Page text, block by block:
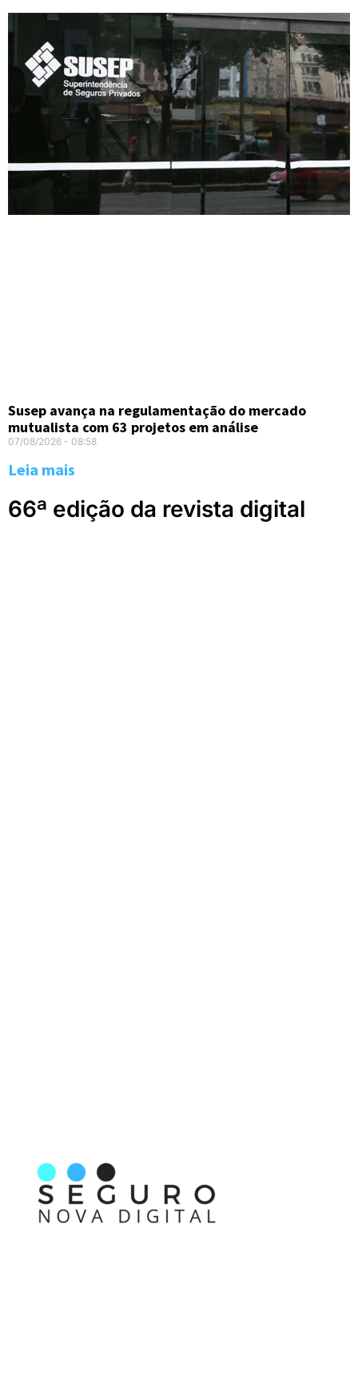
Susep avança na regulamentação do mercado
mutualista com 63 projetos em análise
07/08/2026 08:58
Leia mais
66ª edição da revista digital